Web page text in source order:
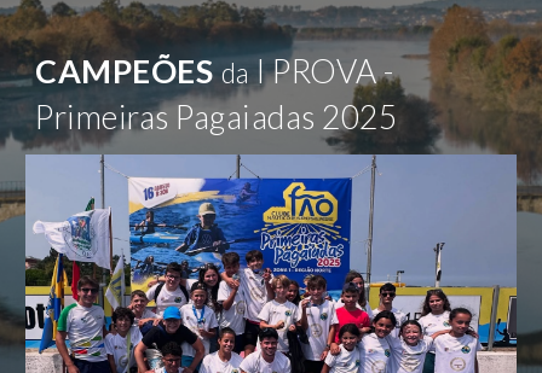
CAMPEÕES da IPROVA -
Primeiras Pagaiadas 2025